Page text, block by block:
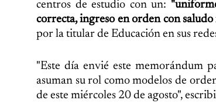
centros de estudio con un:
correcta, ingreso en orden con saludo
por la titular de Educación en sus
"Este día envié este memorándum
asuman su rol como modelos de
de este miércoles 20 de agosto",